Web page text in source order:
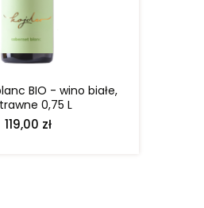
BIO - wino białe,
0,75 L
119,00 zł
DO KOSZYKA